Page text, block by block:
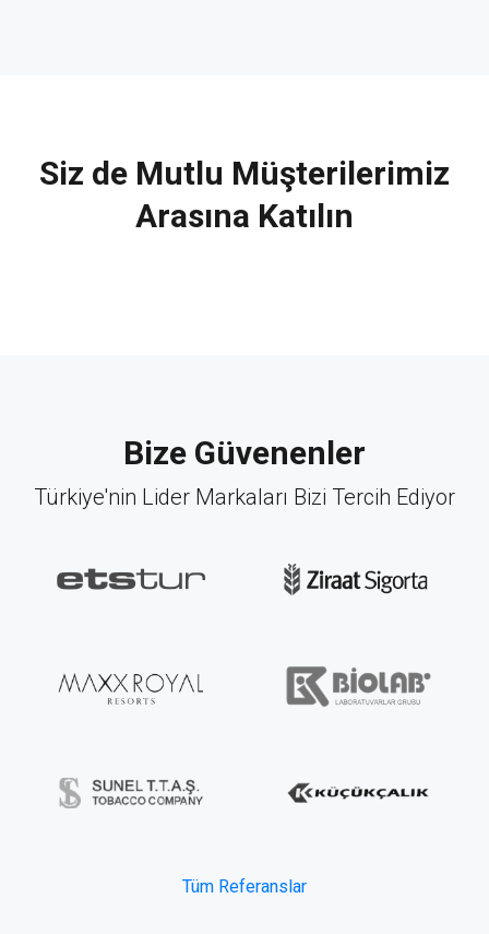
Siz de Mutlu Müşterilerimiz
Arasına Katılın
Bize Güvenenler
Türkiye'nin Lider Markaları Bizi Tercih Ediyor
Tüm Referanslar